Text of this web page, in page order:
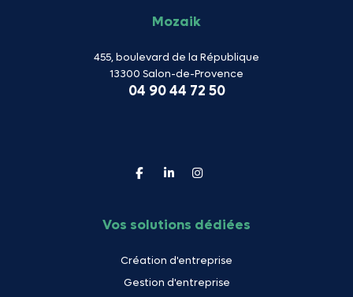
Mozaik
455, boulevard de la République
13300 Salon-de-Provence
04 90 44 72 50
Vos solutions dédiées
Création d'entreprise
Gestion d'entreprise